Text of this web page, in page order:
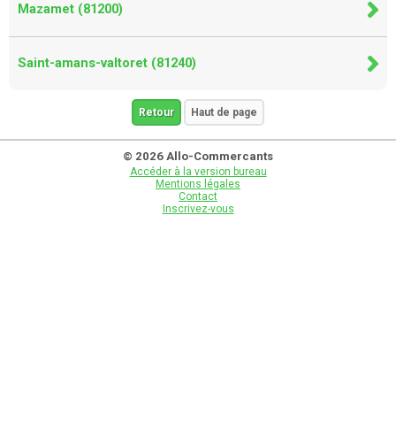
Mazamet (81200)
Saint-amans-valtoret (81240)
Retour Haut de page
© 2026 Allo-Commercants
Accéder à la version bureau
Mentions légales
Contact
Inscrivez-vous